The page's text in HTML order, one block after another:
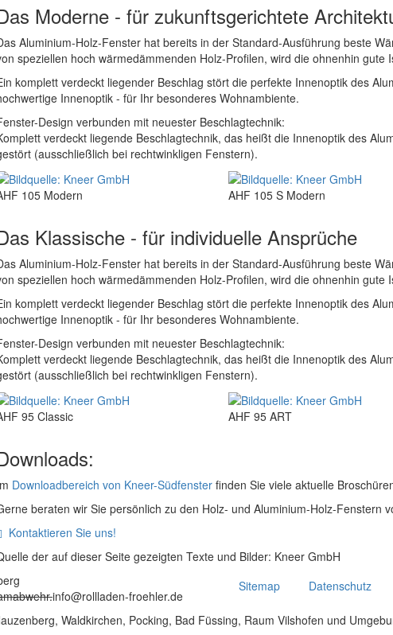
Moderne - für zukunftsgerichtete
Aluminium-Holz-Fenster hat bereits in der Standard-Ausführung beste
speziellen hoch wärmedämmenden Holz-Profilen, wird die ohnenhin gute
komplett verdeckt liegender Beschlag stört die perfekte Innenoptik des
Innenoptik - für Ihr besonderes Wohnambiente.
Design verbunden mit neuester Beschlagtechnik:
verdeckt liegende Beschlagtechnik, das heißt die Innenoptik des
(ausschließlich bei rechtwinkligen Fenstern).
105 Modern AHF 105 S Modern
Klassische - für individuelle Ansprüche
Aluminium-Holz-Fenster hat bereits in der Standard-Ausführung beste
speziellen hoch wärmedämmenden Holz-Profilen, wird die ohnenhin gute
komplett verdeckt liegender Beschlag stört die perfekte Innenoptik des
Innenoptik - für Ihr besonderes Wohnambiente.
Design verbunden mit neuester Beschlagtechnik:
verdeckt liegende Beschlagtechnik, das heißt die Innenoptik des
(ausschließlich bei rechtwinkligen Fenstern).
95 Classic AHF 95 ART
Downloadbereich von Kneer-Südfensterfinden Sie viele aktuelle
beraten wir Sie persönlich zu den Holz- und Aluminium-Holz-Fenstern
Kontaktieren Sie uns!
der auf dieser Seite gezeigten Texte und Bilder: Kneer GmbH
Sitemap
Datenschutz
info@rollladen-froehler.de
Waldkirchen, Pocking, Bad Füssing, Raum Vilshofen und